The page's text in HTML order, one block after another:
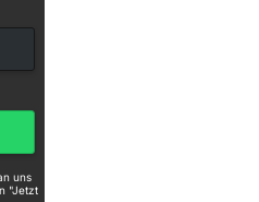
uns
"Jetzt